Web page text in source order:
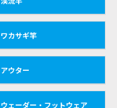
ワカサギ竿
アウター
ウェーダー・フットウェア